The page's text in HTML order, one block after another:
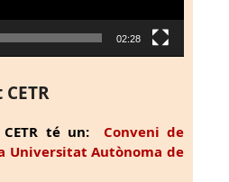
02:28
CETR té un: Conveni de
Universitat Autònoma de